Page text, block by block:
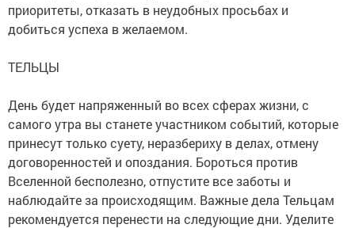
приоритеты, отказать в неудобных просьбах и
добиться успеха в желаемом.
ТЕЛЬЦЫ
День будет напряженный во всех сферах жизни, с
самого утра вы станете участником событий, которые
принесут только суету, неразбериху в делах, отмену
договоренностей и опоздания. Бороться против
Вселенной бесполезно, отпустите все заботы и
наблюдайте за происходящим. Важные дела Тельцам
рекомендуется перенести на следующие дни. Уделите